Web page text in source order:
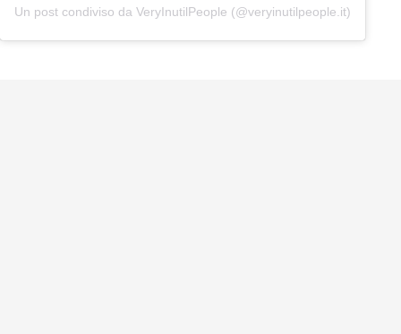
Un post condiviso da VeryInutilPeople (@veryinutilpeople.it)